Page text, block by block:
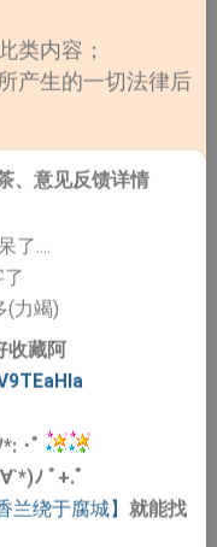
类内容；
产生的一切法律后
、意见反馈详情
了....
(力竭)
收藏阿
･ﾟ
ﾉ ﾟ+.ﾟ
兰绕于腐城】 就能找